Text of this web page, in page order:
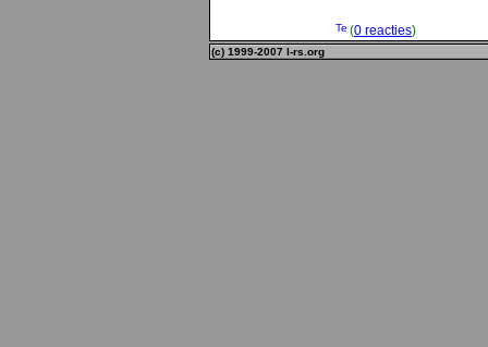
(0 reacties)
(c) 1999-2007 l-rs.org